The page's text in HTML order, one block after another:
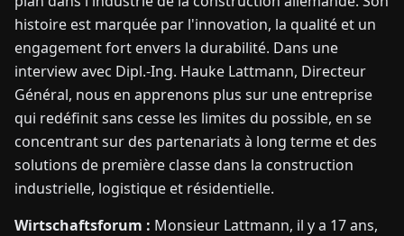
histoire est marquée par l'innovation, la qualité et un
engagement fort envers la durabilité. Dans une
interview avec Dipl.-Ing. Hauke Lattmann, Directeur
Général, nous en apprenons plus sur une entreprise
qui redéfinit sans cesse les limites du possible, en se
concentrant sur des partenariats à long terme et des
solutions de première classe dans la construction
industrielle, logistique et résidentielle.
Wirtschaftsforum : Monsieur Lattmann, il y a 17 ans,